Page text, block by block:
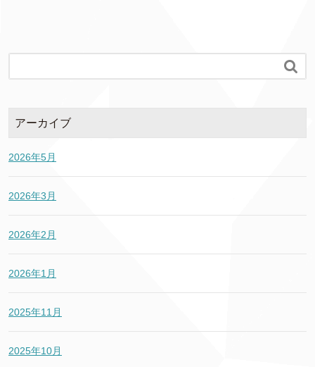

アーカイブ
2026年5月
2026年3月
2026年2月
2026年1月
2025年11月
2025年10月